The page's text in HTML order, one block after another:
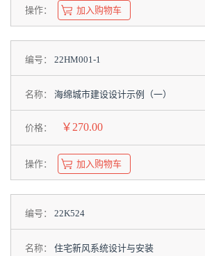
操作： 加入购物车
编号： 22HM001-1
名称： 海绵城市建设设计示例（一）
价格： ￥270.00
操作： 加入购物车
编号： 22K524
名称： 住宅新风系统设计与安装